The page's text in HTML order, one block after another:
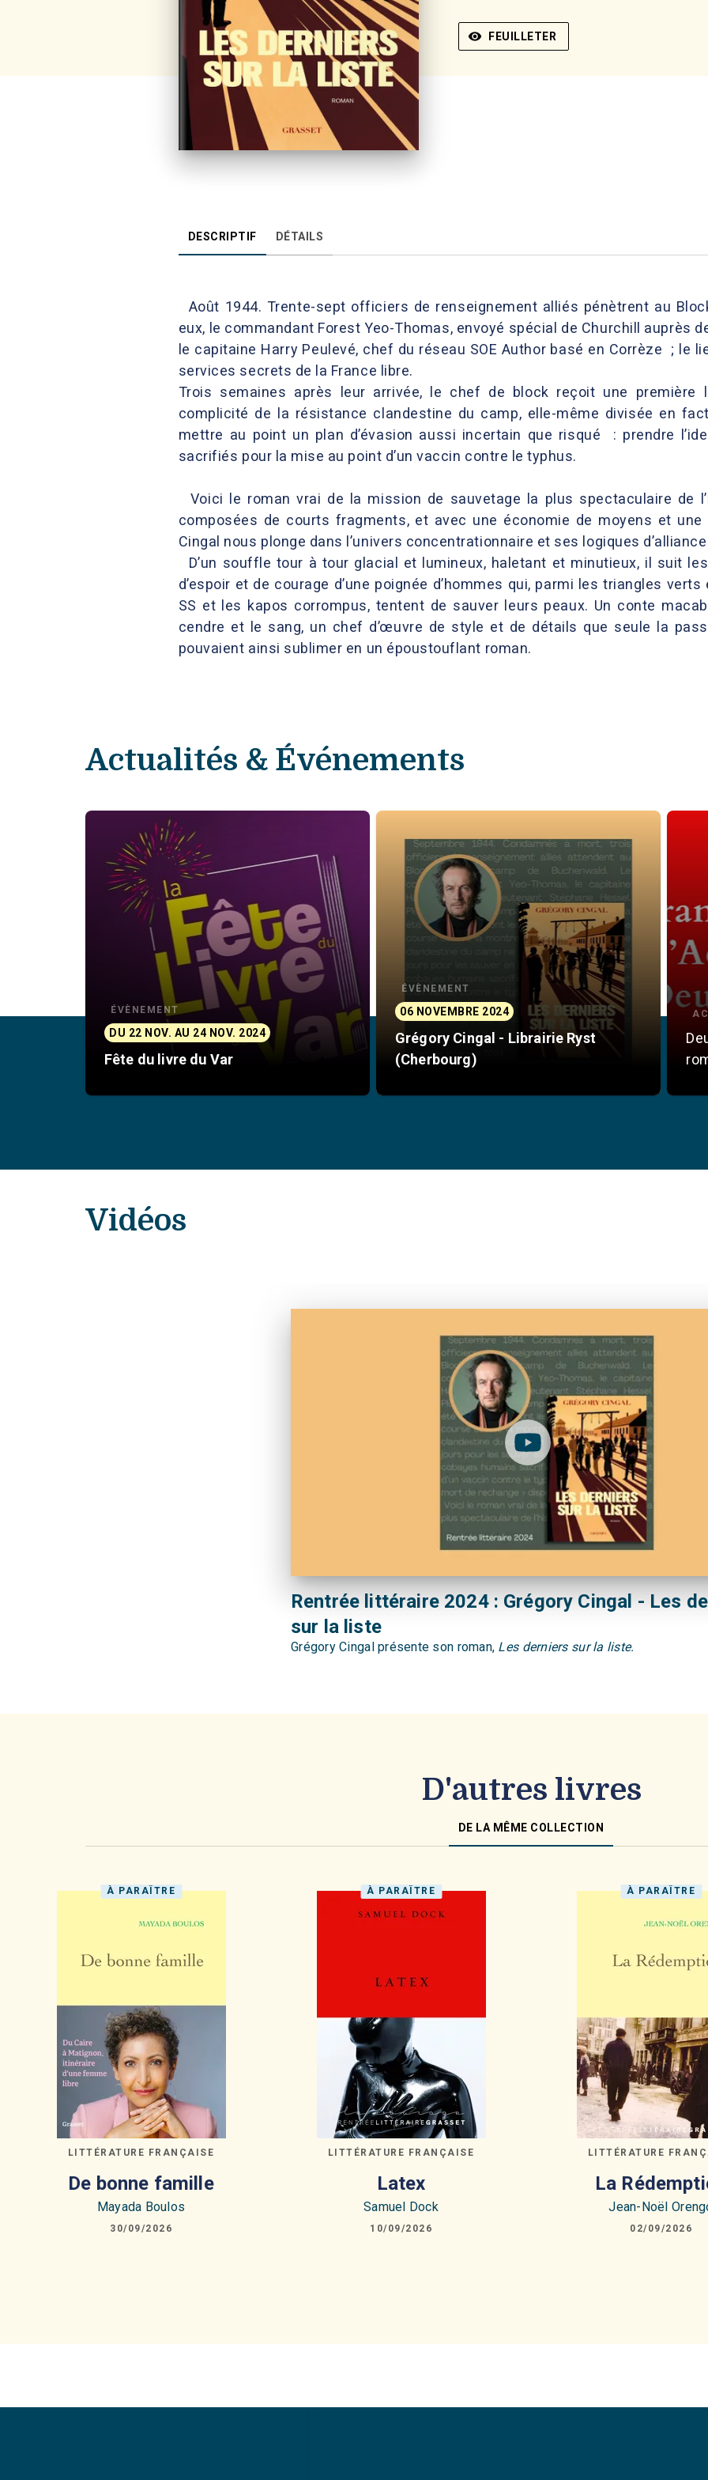
visibility FEUILLETER
DESCRIPTIF DÉTAILS
Août 1944. Trente-sept officiers de renseignement alliés pénètrent au
eux, le commandant Forest Yeo-Thomas, envoyé spécial de Churchill auprès
le capitaine Harry Peulevé, chef du réseau SOE Author basé en Corrèze ; le
services secrets de la France libre.
Trois semaines après leur arrivée, le chef de block reçoit une première
complicité de la résistance clandestine du camp, elle-même divisée en
mettre au point un plan d’évasion aussi incertain que risqué : prendre
sacrifiés pour la mise au point d’un vaccin contre le typhus.
Voici le roman vrai de la mission de sauvetage la plus spectaculaire de
composées de courts fragments, et avec une économie de moyens et une
Cingal nous plonge dans l’univers concentrationnaire et ses logiques
D’un souffle tour à tour glacial et lumineux, haletant et minutieux, il suit
d’espoir et de courage d’une poignée d’hommes qui, parmi les triangles
SS et les kapos corrompus, tentent de sauver leurs peaux. Un conte
cendre et le sang, un chef d’œuvre de style et de détails que seule la
pouvaient ainsi sublimer en un époustouflant roman.
Actualités & Événements
ÉVÈNEMENT
DU 22 NOV. AU 24 NOV. 2024
Fête du livre du Var
ÉVÈNEMENT
06 NOVEMBRE 2024
Grégory Cingal - Librairie Ryst
(Cherbourg)
Vidéos
Rentrée littéraire 2024 : Grégory Cingal - Les
sur la liste
Grégory Cingal présente son roman, Les derniers sur la liste.
D'autres livres
DE LA MÊME COLLECTION
À PARAÎTRE
LITTÉRATURE FRANÇAISE
De bonne famille
Mayada Boulos
30/09/2026
À PARAÎTRE
LITTÉRATURE FRANÇAISE
Latex
Samuel Dock
10/09/2026
À PARAÎTRE
LITTÉRATURE
La
Jean-Noël
02/09/2026